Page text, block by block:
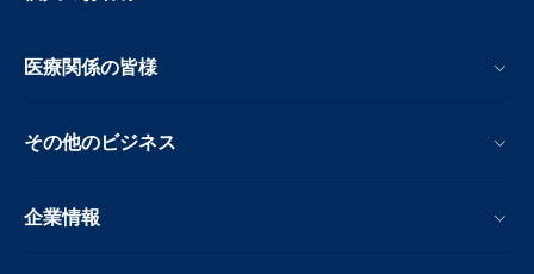
医療関係の皆様
その他のビジネス
企業情報